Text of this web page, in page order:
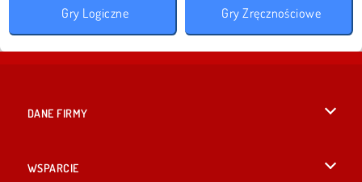
Gry Logiczne Gry Zręcznościowe
DANE FIRMY
WSPARCIE